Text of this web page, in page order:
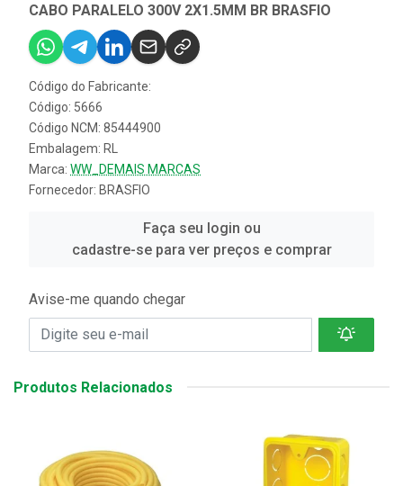
CABO PARALELO 300V 2X1.5MM BR BRASFIO
Código do Fabricante:
Código: 5666
Código NCM: 85444900
Embalagem: RL
Marca: WW_DEMAIS MARCAS
Fornecedor: BRASFIO
Faça seu login ou
cadastre-se para ver preços e comprar
Avise-me quando chegar
Produtos Relacionados